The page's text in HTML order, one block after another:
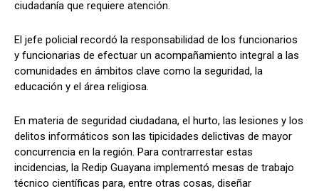
ciudadanía que requiere atención.
El jefe policial recordó la responsabilidad de los funcionarios
y funcionarias de efectuar un acompañamiento integral a las
comunidades en ámbitos clave como la seguridad, la
educación y el área religiosa.
En materia de seguridad ciudadana, el hurto, las lesiones y los
delitos informáticos son las tipicidades delictivas de mayor
concurrencia en la región. Para contrarrestar estas
incidencias, la Redip Guayana implementó mesas de trabajo
técnico científicas para, entre otras cosas, diseñar